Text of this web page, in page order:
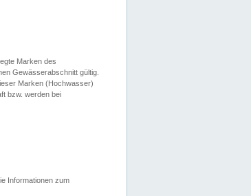
Marken des
Gewässerabschnitt gültig.
Marken (Hochwasser)
bzw. werden bei
Informationen zum